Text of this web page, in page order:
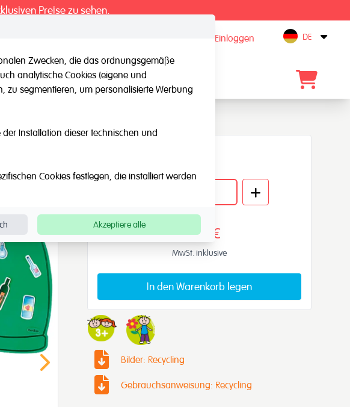
Preise zu sehen.
registrieren / Einloggen Open
DE
Katalog Blog Kontakt
43,92€
MwSt. inklusive
In den Warenkorb legen
Bilder: Recycling
Gebrauchsanweisung: Recycling
Zwecken, die das ordnungsgemäße
analytische Cookies (eigene und
zu segmentieren, um personalisierte Werbung
Installation dieser technischen und
Cookies festlegen, die installiert werden
Akzeptiere alle